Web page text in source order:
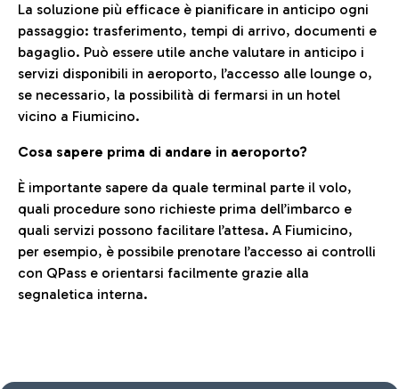
La soluzione più efficace è pianificare in anticipo ogni
passaggio: trasferimento, tempi di arrivo, documenti e
bagaglio. Può essere utile anche valutare in anticipo i
servizi disponibili in aeroporto, l’accesso alle lounge o,
se necessario, la possibilità di fermarsi in un hotel
vicino a Fiumicino.
Cosa sapere prima di andare in aeroporto?
È importante sapere da quale terminal parte il volo,
quali procedure sono richieste prima dell’imbarco e
quali servizi possono facilitare l’attesa. A Fiumicino,
per esempio, è possibile prenotare l’accesso ai controlli
con QPass e orientarsi facilmente grazie alla
segnaletica interna.